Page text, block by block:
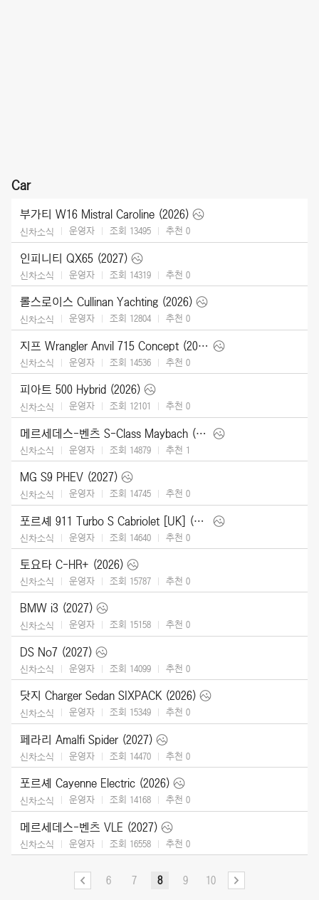
Car
부가티 W16 Mistral Caroline (2026)
신차소식 운영자 조회 13495 추천 0
인피니티 QX65 (2027)
신차소식 운영자 조회 14319 추천 0
롤스로이스 Cullinan Yachting (2026)
신차소식 운영자 조회 12804 추천 0
지프 Wrangler Anvil 715 Concept (2026)
신차소식 운영자 조회 14536 추천 0
피아트 500 Hybrid (2026)
신차소식 운영자 조회 12101 추천 0
메르세데스-벤츠 S-Class Maybach (2027)
신차소식 운영자 조회 14879 추천 1
MG S9 PHEV (2027)
신차소식 운영자 조회 14745 추천 0
포르셰 911 Turbo S Cabriolet [UK] (2026)
신차소식 운영자 조회 14640 추천 0
토요타 C-HR+ (2026)
신차소식 운영자 조회 15787 추천 0
BMW i3 (2027)
신차소식 운영자 조회 15158 추천 0
DS No7 (2027)
신차소식 운영자 조회 14099 추천 0
닷지 Charger Sedan SIXPACK (2026)
신차소식 운영자 조회 15349 추천 0
페라리 Amalfi Spider (2027)
신차소식 운영자 조회 14470 추천 0
포르셰 Cayenne Electric (2026)
신차소식 운영자 조회 14168 추천 0
메르세데스-벤츠 VLE (2027)
신차소식 운영자 조회 16558 추천 0
6 7 8 9 10